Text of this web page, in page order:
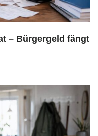
– Bürgergeld fängt